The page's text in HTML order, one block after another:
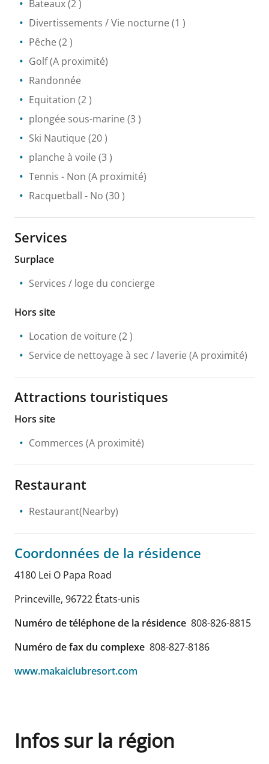
Bateaux(2 )
Divertissements / Vie nocturne (1 )
Pêche (2 )
Golf(A proximité)
Randonnée
Equitation (2 )
plongée sous-marine (3 )
Ski Nautique (20 )
planche à voile (3 )
Tennis - Non (A proximité)
Racquetball - No (30 )
Services
Surplace
Services / loge du concierge
Hors site
Location de voiture (2 )
Service de nettoyage à sec / laverie (A proximité)
Attractions touristiques
Hors site
Commerces (A proximité)
Restaurant
Restaurant(Nearby)
Coordonnées de la résidence
4180 Lei O Papa Road
Princeville, 96722 États-unis
Numéro de téléphone de la résidence 808-826-8815
Numéro de fax du complexe 808-827-8186
www.makaiclubresort.com
Infos sur la région